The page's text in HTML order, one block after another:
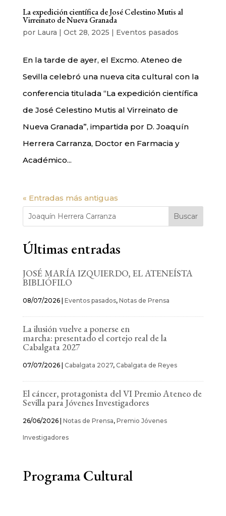
La expedición científica de José Celestino Mutis al
Virreinato de Nueva Granada
por Laura Oct 28, 2025 Eventos pasados
En la tarde de ayer, el Excmo. Ateneo de
Sevilla celebró una nueva cita cultural con la
conferencia titulada “La expedición científica
de José Celestino Mutis al Virreinato de
Nueva Granada”, impartida por D. Joaquín
Herrera Carranza, Doctor en Farmacia y
Académico...
« Entradas más antiguas
Buscar
Últimas entradas
JOSÉ MARÍA IZQUIERDO, EL ATENEÍSTA
BIBLIÓFILO
08/07/2026| Eventos pasados, Notas de Prensa
La ilusión vuelve a ponerse en
marcha: presentado el cortejo real de la
Cabalgata 2027
07/07/2026| Cabalgata 2027, Cabalgata de Reyes
El cáncer, protagonista del VI Premio Ateneo de
Sevilla para Jóvenes Investigadores
26/06/2026| Notas de Prensa, Premio Jóvenes
Investigadores
Programa Cultural